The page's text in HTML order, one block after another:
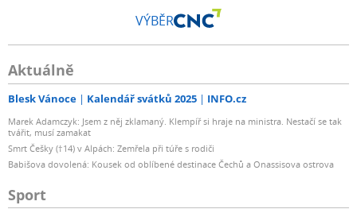
VÝBĚR
Aktuálně
Blesk Vánoce Kalendář svátků 2025 INFO.cz
Marek Adamczyk: Jsem z něj zklamaný. Klempíř si hraje na ministra. Nestačí se tak
tvářit, musí zamakat
Smrt Češky (†14) v Alpách: Zemřela při túře s rodiči
Babišova dovolená: Kousek od oblíbené destinace Čechů a Onassisova ostrova
Sport